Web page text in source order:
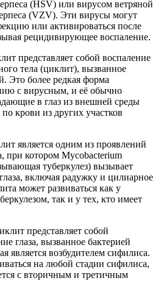
(HSV) или вирусом ветряной
(VZV). Эти вирусы могут
или активироваться после
рецидивирующее воспаление.
представляет собой воспаление
тела (циклит), вызванное
Это более редкая форма
с вирусным, и её обычно
в глаз из внешней среды
крови из других участков
является одним из проявлений
при котором Mycobacterium
туберкулез) вызывает
включая радужку и цилиарное
может развиваться как у
так и у тех, кто имеет
представляет собой
глаза, вызванное бактерией
является возбудителем сифилиса.
на любой стадии сифилиса,
с вторичным и третичным